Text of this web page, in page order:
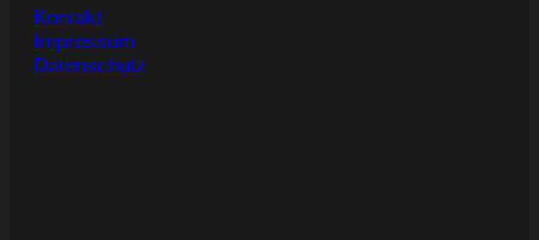
Kontakt
Impressum
Datenschutz